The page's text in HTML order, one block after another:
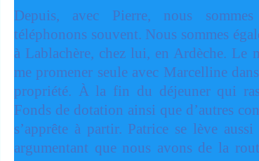
Depuis, avec Pierre, nous
téléphonons souvent. Nous sommes
à Lablachère, chez lui, en Ardèche.
me promener seule avec Marcelline
propriété. À la fin du déjeuner qui
Fonds de dotation ainsi que d’autres
s’apprête à partir. Patrice se lève
argumentant que nous avons de la